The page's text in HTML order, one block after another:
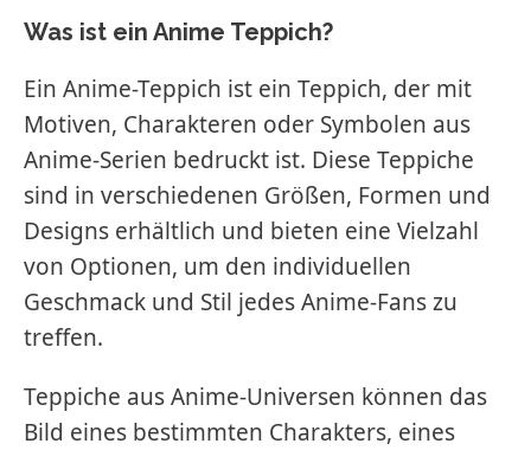
Was ist ein Anime Teppich?
Ein Anime-Teppich ist ein Teppich, der mit
Motiven, Charakteren oder Symbolen aus
Anime-Serien bedruckt ist. Diese Teppiche
sind in verschiedenen Größen, Formen und
Designs erhältlich und bieten eine Vielzahl
von Optionen, um den individuellen
Geschmack und Stil jedes Anime-Fans zu
treffen.
Teppiche aus Anime-Universen können das
Bild eines bestimmten Charakters, eines